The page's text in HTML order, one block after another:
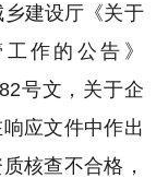
建设厅《关于
作的公告》
号文，关于企
应文件中作出
核查不合格，